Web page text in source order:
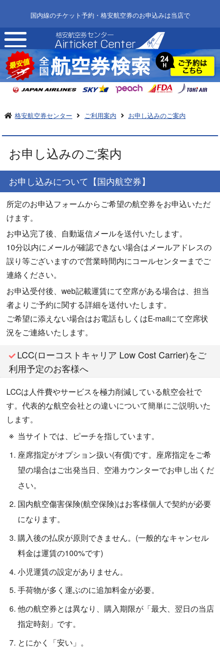
国内線のチケット予約・格安航空券のお申込みは当店で
toggle
navigation
格安航空券センター ご利用案内 お申し込みのご案内
お申し込みのご案内
お申し込みについて【国内航空券】
所定のお申込フォームからご希望の航空券をお申込いただ
けます。
お申込完了後、自動返信メールを送付いたします。
10分以内にメールが確認できない場合はメールアドレスの
誤り等ございますので営業時間内にコールセンターまでご
連絡ください。
お申込受付後、web記載運賃にて空席がある場合は、担当
者よりご予約に関する詳細を送付いたします。
ご希望に添えない場合はお電話もしくはE-mailにて空席状
況をご連絡いたします。
LCC(ローコストキャリア Low Cost Carrier)をご
利用予定のお客様へ
LCCは人件費やサービスを極力削減している航空会社で
す。代表的な航空会社との違いについて簡単にご説明いた
します。
当サイトでは、ピーチを指しています。
座席指定がオプション扱い(有償)です。座席指定をご希
望の場合はご出発当日、空港カウンターでお申し出くだ
さい。
国内航空傷害保険(航空保険)はお客様個人で契約が必要
になります。
購入後の払戻が原則できません。(一般的なキャンセル
料金は運賃の100%です)
小児運賃の設定がありません。
手荷物が多く運ぶのに追加料金が必要。
他の航空券とは異なり、購入期限が「最大、翌日の当店
指定時刻」です。
とにかく「安い」。